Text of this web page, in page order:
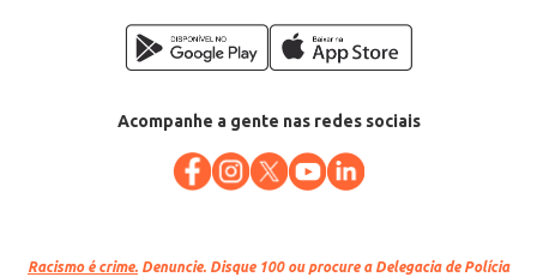
Acompanhe a gente nas redes sociais
Racismo é crime. Denuncie. Disque 100 ou procure a Delegacia de Polícia